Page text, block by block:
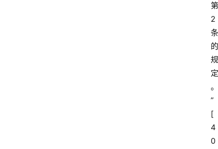
第
2
条
的
规
定
。
”
[
4
0